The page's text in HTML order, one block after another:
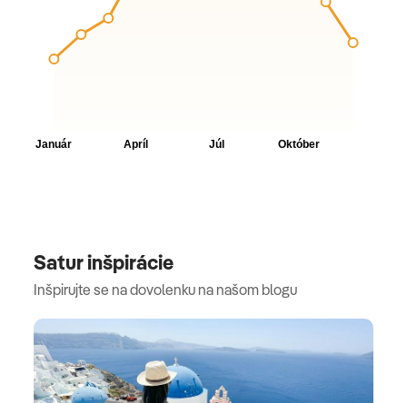
Satur inšpirácie
Inšpirujte se na dovolenku na našom blogu